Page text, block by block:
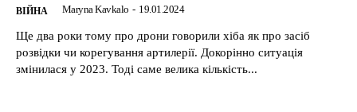
ВІЙНА Maryna Kavkalo - 19.01.2024
Ще два роки тому про дрони говорили хіба як про засіб
розвідки чи корегування артилерії. Докорінно ситуація
змінилася у 2023. Тоді саме велика кількість...